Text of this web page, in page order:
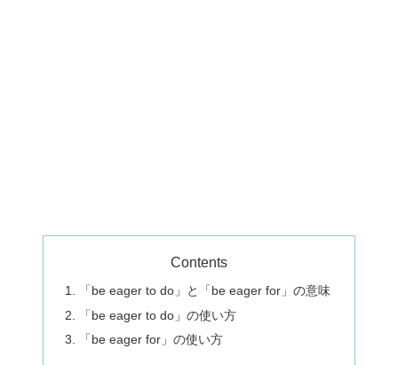
Contents
「be eager to do」と「be eager for」の意味
「be eager to do」の使い方
「be eager for」の使い方